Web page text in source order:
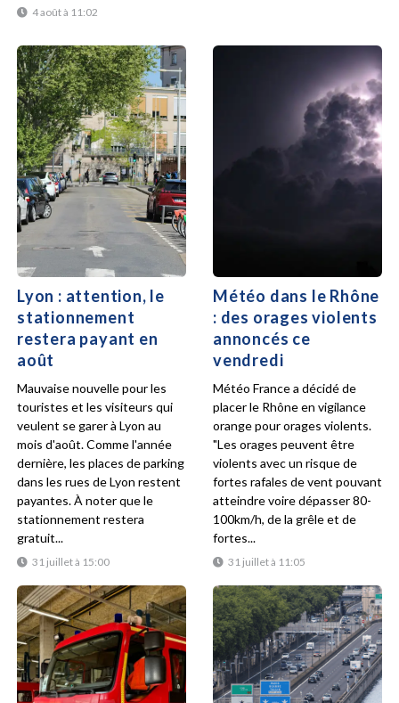
4 août à 11:02
Lyon : attention, le
stationnement
restera payant en
août
31 juillet à 15:00
Mauvaise nouvelle pour les
touristes et les visiteurs qui
veulent se garer à Lyon au
mois d'août. Comme l'année
dernière, les places de parking
dans les rues de Lyon restent
payantes. À noter que le
stationnement restera
gratuit...
Météo dans le Rhône
: des orages violents
annoncés ce
vendredi
31 juillet à 11:05
Météo France a décidé de
placer le Rhône en vigilance
orange pour orages violents.
"Les orages peuvent être
violents avec un risque de
fortes rafales de vent pouvant
atteindre voire dépasser 80-
100km/h, de la grêle et de
fortes...